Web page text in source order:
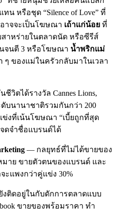
หรือชุด “Silence of Love” ที่
าจจะเป็นโฆษณา เถ้าแก่น้อย ที่
สาหร่ายในตลาดนัด หรือซีรีส์
จนตี 3 หรือโฆษณา น้ำพริกแม่
ๆ ของแม่ในครัวกลับมาในเวลา
ตได้รางวัล Cannes Lions,
ะดับนานาชาติรวมกันกว่า 200
ข่งที่เน้นโฆษณา “เบี้ยถูกที่สุด
ดจำชื่อแบรนด์ได้
— กลยุทธ์ที่ไม่ได้ขายของ
าย ขายตัวตนของแบรนด์ และ
แพงกว่าคู่แข่ง 30%
ติดอยู่ในกับดักการตลาดแบบ
ขายของพร้อมราคา ทำ